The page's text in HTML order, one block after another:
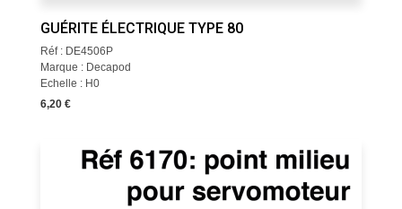
GUÉRITE ÉLECTRIQUE TYPE 80
Réf : DE4506P
Marque : Decapod
Echelle : H0
6,20 €